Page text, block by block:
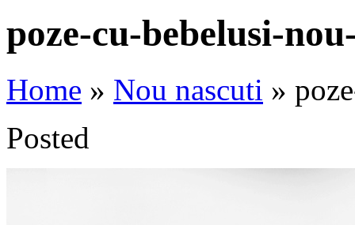
poze-cu-bebelusi-
Home » Nou nascuti »
Posted